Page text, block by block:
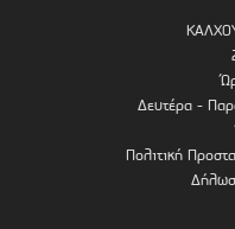
Δευτέρα -
Πολιτική